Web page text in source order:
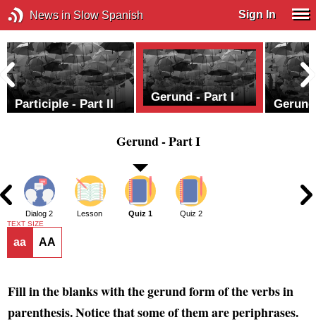
News in Slow Spanish Sign In
Participle - Part II Gerund - Part I
Gerund - Part I
Dialog 2 Lesson Quiz 1 Quiz 2
TEXT SIZE
aa AA
Fill in the blanks with the gerund form of the verbs in
parenthesis. Notice that some of them are periphrases.